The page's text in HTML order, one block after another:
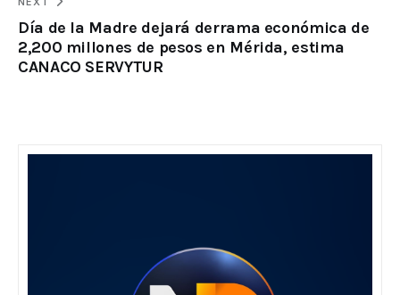
Día de la Madre dejará derrama económica de
2,200 millones de pesos en Mérida, estima
CANACO SERVYTUR